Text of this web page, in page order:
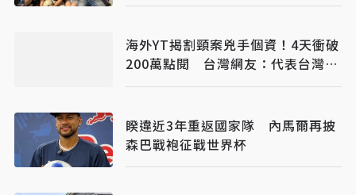
海外YT揭割頸案兇手個資！4天衝破
200萬點閱 台灣網友：代表台灣司
法多令人失望
睽違近3年重返國家隊 內馬爾再披
森巴戰袍征戰世界杯